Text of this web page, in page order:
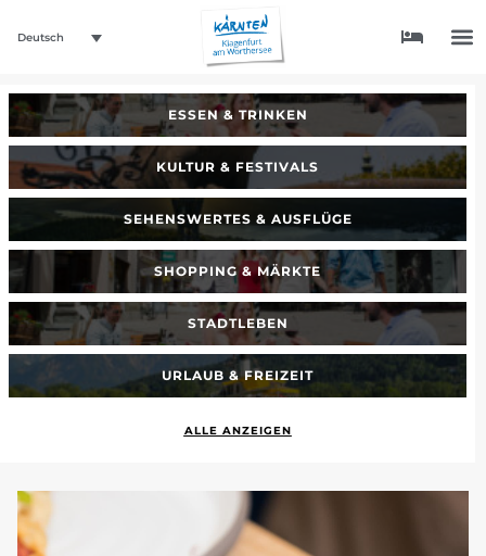
Deutsch
ESSEN & TRINKEN
KULTUR & FESTIVALS
SEHENSWERTES & AUSFLÜGE
SHOPPING & MÄRKTE
STADTLEBEN
URLAUB & FREIZEIT
ALLE ANZEIGEN